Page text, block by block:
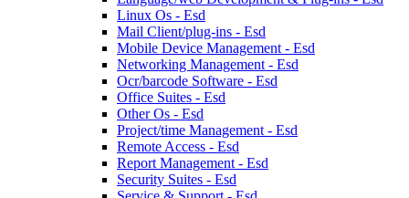
Linux Os - Esd
Mail Client/plug-ins - Esd
Mobile Device Management - Esd
Networking Management - Esd
Ocr/barcode Software - Esd
Office Suites - Esd
Other Os - Esd
Project/time Management - Esd
Remote Access - Esd
Report Management - Esd
Security Suites - Esd